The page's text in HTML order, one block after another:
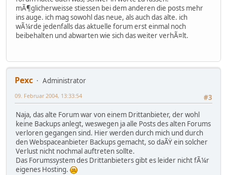
mÃ¶glicherweisse stiessen bei dem anderen die posts mehr
ins auge. ich mag sowohl das neue, als auch das alte. ich
wÃ¼rde jedenfalls das aktuelle forum erst einmal noch
beibehalten und abwarten wie sich das weiter verhÃ¤lt.
Pexc
Administrator
#3
09. Februar 2004, 13:33:54
Naja, das alte Forum war von einem Drittanbieter, der wohl
keine Backups anlegt, weswegen ja alle Posts des alten Forums
verloren gegangen sind. Hier werden durch mich und durch
den Webspaceanbieter Backups gemacht, so daÃŸ ein solcher
Verlust nicht nochmal auftreten sollte.
Das Forumssystem des Drittanbieters gibt es leider nicht fÃ¼r
eigenes Hosting.